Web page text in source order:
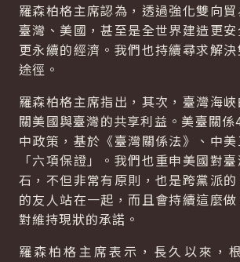
羅森柏格主席認為，透過強化雙向
臺灣、美國，甚至是全世界建造更安
更永續的經濟。我們也持續尋求解
途徑。
羅森柏格主席指出，其次，臺灣海
關美國與臺灣的共享利益。美臺關
中政策，基於《臺灣關係法》、中
「六項保證」。我們也重申美國對
石，不但非常有原則，也是跨黨派
的友人站在一起，而且會持續這麼
對維持現狀的承諾。
羅森柏格主席表示，長久以來，